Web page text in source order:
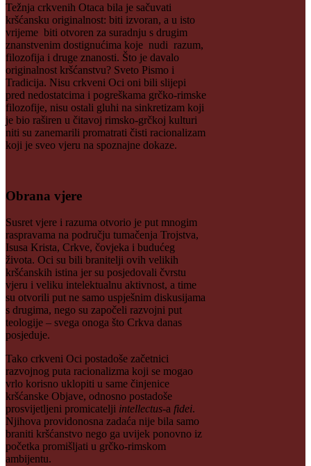
Težnja crkvenih Otaca bila je sačuvati
kršćansku originalnost: biti izvoran, a u isto
vrijeme biti otvoren za suradnju s drugim
znanstvenim dostignućima koje nudi razum,
filozofija i druge znanosti. Što je davalo
originalnost kršćanstvu? Sveto Pismo i
Tradicija. Nisu crkveni Oci oni bili slijepi
pred nedostatcima i pogreškama grčko-rimske
filozofije, nisu ostali gluhi na sinkretizam koji
je bio raširen u čitavoj rimsko-grčkoj kulturi
niti su zanemarili promatrati čisti racionalizam
koji je sveo vjeru na spoznajne dokaze.
Obrana vjere
Susret vjere i razuma otvorio je put mnogim
raspravama na području tumačenja Trojstva,
Isusa Krista, Crkve, čovjeka i budućeg
života. Oci su bili branitelji ovih velikih
kršćanskih istina jer su posjedovali čvrstu
vjeru i veliku intelektualnu aktivnost, a time
su otvorili put ne samo uspješnim diskusijama
s drugima, nego su započeli razvojni put
teologije – svega onoga što Crkva danas
posjeduje.
Tako crkveni Oci postadoše začetnici
razvojnog puta racionalizma koji se mogao
vrlo korisno uklopiti u same činjenice
kršćanske Objave, odnosno postadoše
prosvijetljeni promicatelji intellectus-a fidei.
Njihova providonosna zadaća nije bila samo
braniti kršćanstvo nego ga uvijek ponovno iz
početka promišljati u grčko-rimskom
ambijentu.